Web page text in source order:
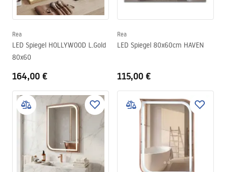
Rea
LED Spiegel HOLLYWOOD L.Gold
80x60
164,00 €
Rea
LED Spiegel 80x60cm HAVEN
115,00 €